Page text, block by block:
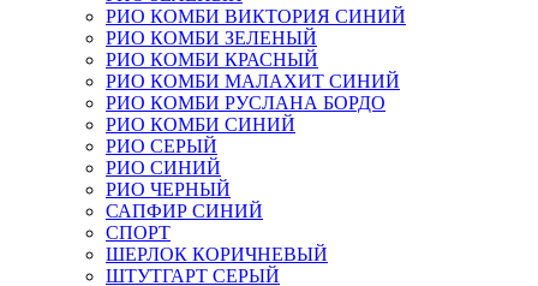
РИО КОМБИ ВИКТОРИЯ СИНИЙ
РИО КОМБИ ЗЕЛЕНЫЙ
РИО КОМБИ КРАСНЫЙ
РИО КОМБИ МАЛАХИТ СИНИЙ
РИО КОМБИ РУСЛАНА БОРДО
РИО КОМБИ СИНИЙ
РИО СЕРЫЙ
РИО СИНИЙ
РИО ЧЕРНЫЙ
САПФИР СИНИЙ
СПОРТ
ШЕРЛОК КОРИЧНЕВЫЙ
ШТУТГАРТ СЕРЫЙ